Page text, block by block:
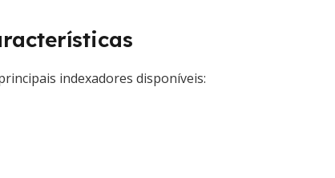
indexadores disponíveis: